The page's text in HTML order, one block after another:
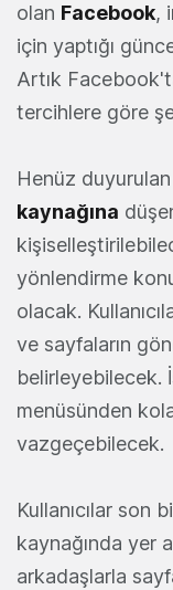
olan Facebook,
için yaptığı
Artık
tercihlere göre
Henüz
kaynağına
yönlendirme
olacak.
ve sayfaların
belirleyebilecek.
menüsünden
vazgeçebilecek.
Kullanıcılar son
kaynağında yer
arkadaşlarla